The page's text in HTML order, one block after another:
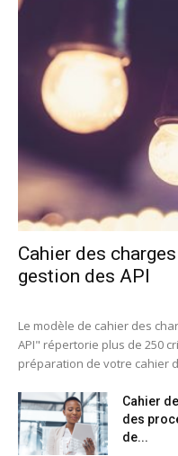
Cahier des
gestion des API
Le modèle de cahier des
API" répertorie plus de 250
préparation de votre cahier
Cahier
des
de...